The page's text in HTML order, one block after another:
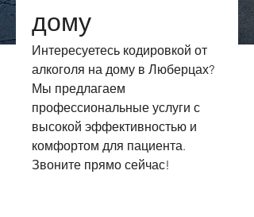
дому
Интересуетесь кодировкой от
алкоголя на дому в Люберцах?
Мы предлагаем
профессиональные услуги с
высокой эффективностью и
комфортом для пациента.
Звоните прямо сейчас!